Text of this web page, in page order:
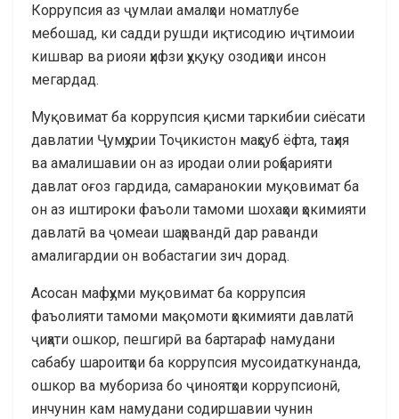
Коррупсия аз ҷумлаи амалҳои номатлубе
мебошад, ки садди рушди иқтисодию иҷтимоии
кишвар ва риояи ҳифзи ҳуқуқу озодиҳои инсон
мегардад.
Муқовимат ба коррупсия қисми таркибии сиёсати
давлатии Ҷумҳурии Тоҷикистон маҳсуб ёфта, таҳия
ва амалишавии он аз иродаи олии роҳбарияти
давлат оғоз гардида, самаранокии муқовимат ба
он аз иштироки фаъоли тамоми шохаҳои ҳокимияти
давлатӣ ва ҷомеаи шаҳрвандӣ дар раванди
амалигардии он вобастагии зич дорад.
Асосан мафҳуми муқовимат ба коррупсия
фаъолияти тамоми мақомоти ҳокимияти давлатӣ
ҷиҳати ошкор, пешгирӣ ва бартараф намудани
сабабу шароитҳои ба коррупсия мусоидаткунанда,
ошкор ва мубориза бо ҷиноятҳои коррупсионӣ,
инчунин кам намудани содиршавии чунин